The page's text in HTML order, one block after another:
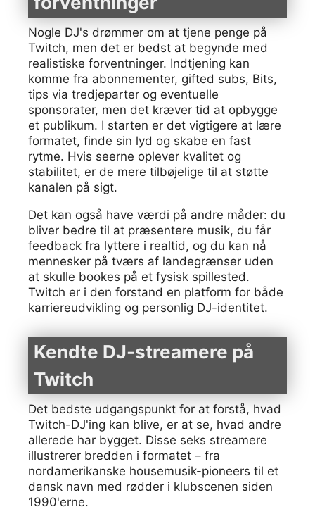
Nogle DJ's drømmer om at tjene penge på
Twitch, men det er bedst at begynde med
realistiske forventninger. Indtjening kan
komme fra abonnementer, gifted subs, Bits,
tips via tredjeparter og eventuelle
sponsorater, men det kræver tid at opbygge
et publikum. I starten er det vigtigere at lære
formatet, finde sin lyd og skabe en fast
rytme. Hvis seerne oplever kvalitet og
stabilitet, er de mere tilbøjelige til at støtte
kanalen på sigt.
Det kan også have værdi på andre måder: du
bliver bedre til at præsentere musik, du får
feedback fra lyttere i realtid, og du kan nå
mennesker på tværs af landegrænser uden
at skulle bookes på et fysisk spillested.
Twitch er i den forstand en platform for både
karriereudvikling og personlig DJ-identitet.
Kendte DJ-streamere på
Twitch
Det bedste udgangspunkt for at forstå, hvad
Twitch-DJ'ing kan blive, er at se, hvad andre
allerede har bygget. Disse seks streamere
illustrerer bredden i formatet – fra
nordamerikanske housemusik-pioneers til et
dansk navn med rødder i klubscenen siden
1990'erne.